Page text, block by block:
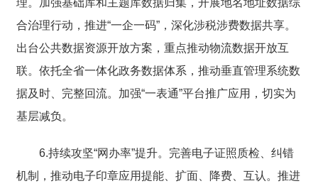
合治理行动，推进“一企一码”，深化涉税涉费数据共享。
出台公共数据资源开放方案，重点推动物流数据开放互
联。依托全省一体化政务数据体系，推动垂直管理系统数
据及时、完整回流。加强“一表通”平台推广应用，切实为
基层减负。
6.持续攻坚“网办率”提升。完善电子证照质检、纠错
机制，推动电子印章应用提能、扩面、降费、互认。推进